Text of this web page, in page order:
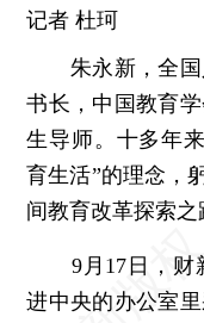
记者杜珂
朱永新，全国
书长，中国教育
生导师。十多年
育生活”的理念，
间教育改革探索之
9月17日，财
进中央的办公室